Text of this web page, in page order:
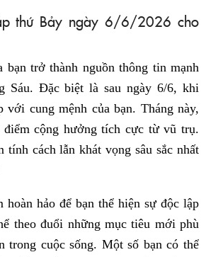
thứ Bảy ngày 6/6/2026 cho
bạn trở thành nguồn thông tin mạnh
Sáu. Đặc biệt là sau ngày 6/6, khi
với cung mệnh của bạn. Tháng này,
điểm cộng hưởng tích cực từ vũ trụ.
tính cách lẫn khát vọng sâu sắc nhất
hảo để bạn thể hiện sự độc lập
theo đuổi những mục tiêu mới phù
trong cuộc sống. Một số bạn có thể